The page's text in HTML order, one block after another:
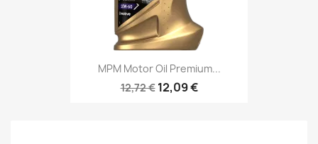
MPM Motor Oil Premium...
12,72 € 12,09 €